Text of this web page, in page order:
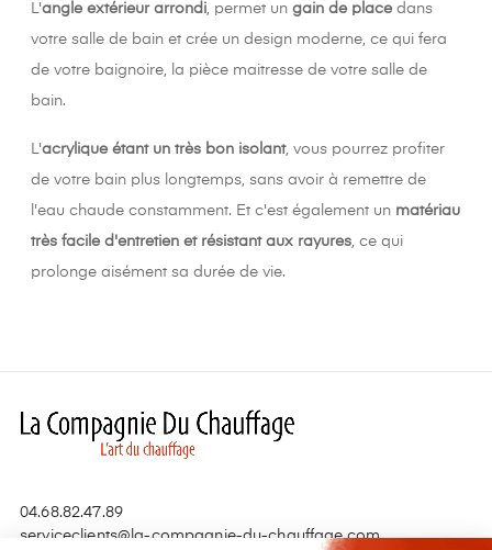
L'angle extérieur arrondi, permet un gain de placedans
votre salle de bain et crée un design moderne, ce qui fera
de votre baignoire, la pièce maitresse de votre salle de
bain.
L'acrylique étant un très bon isolant, vous pourrez profiter
de votre bain plus longtemps, sans avoir à remettre de
l'eau chaude constamment. Et c'est également un matériau
très facile d'entretien et résistant aux rayures, ce qui
prolonge aisément sa durée de vie.
04.68.82.47.89
serviceclients@la-compagnie-du-chauffage.com